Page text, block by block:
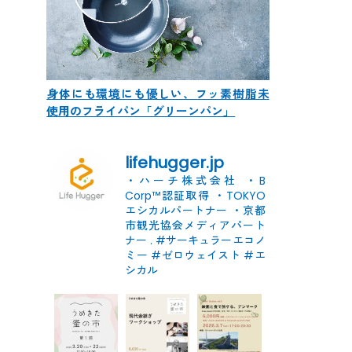
身体にも環境にも優しい、フッ素樹脂未
使用のフライパン「グリーンパン」
lifehugger.jp
・ハーチ株式会社
・B
Corp™認証取得 ・TOKYO
エシカルパートナー ・京都
市観光協会メディアパート
ナー . #サーキュラーエコノ
ミー #ゼロウェイスト #エ
シカル